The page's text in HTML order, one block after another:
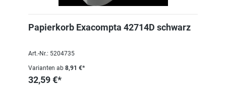
Papierkorb Exacompta 42714D schwarz
Art.-Nr.: 5204735
Varianten ab 8,91 €*
32,59 €*